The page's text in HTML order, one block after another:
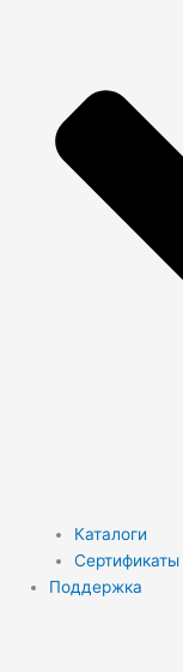
Каталоги
Сертификаты
Поддержка